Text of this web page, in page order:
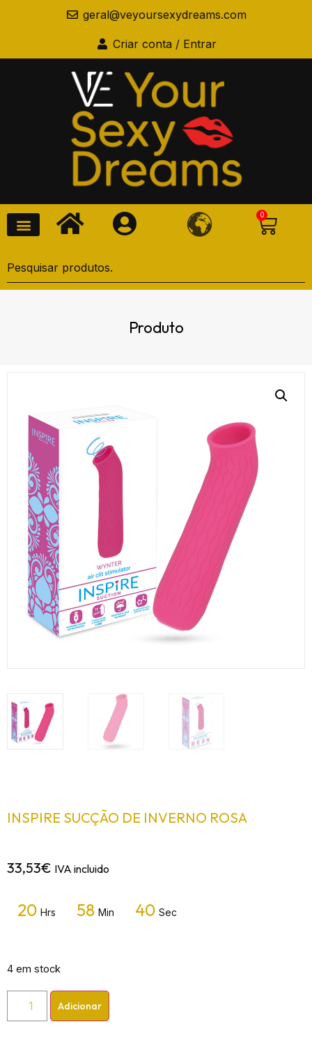
geral@veyoursexydreams.com
Criar conta / Entrar
0
Produto
INSPIRE SUCÇÃO DE INVERNO ROSA
33,53€ IVA incluido
20 Hrs 58 Min 40 Sec
4 em stock
Adicionar